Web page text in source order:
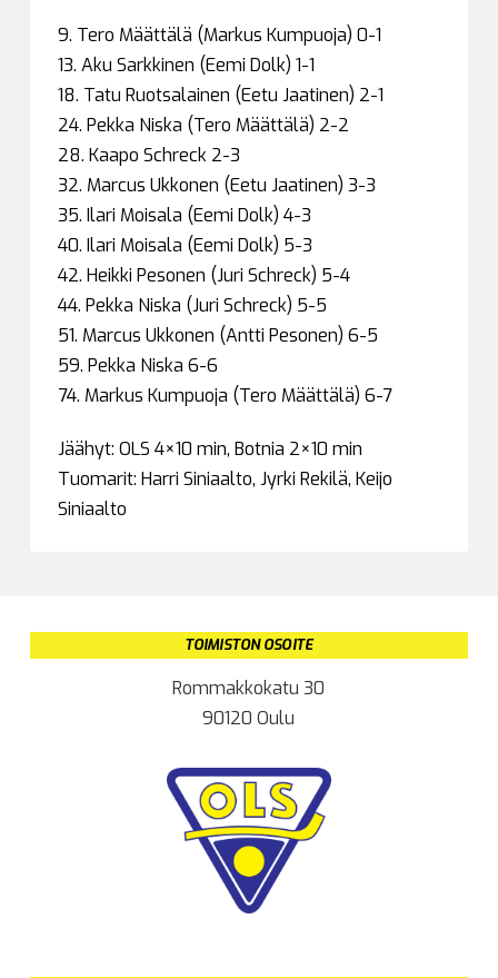
9. Tero Määttälä (Markus Kumpuoja) 0-1
13. Aku Sarkkinen (Eemi Dolk) 1-1
18. Tatu Ruotsalainen (Eetu Jaatinen) 2-1
24. Pekka Niska (Tero Määttälä) 2-2
28. Kaapo Schreck 2-3
32. Marcus Ukkonen (Eetu Jaatinen) 3-3
35. Ilari Moisala (Eemi Dolk) 4-3
40. Ilari Moisala (Eemi Dolk) 5-3
42. Heikki Pesonen (Juri Schreck) 5-4
44. Pekka Niska (Juri Schreck) 5-5
51. Marcus Ukkonen (Antti Pesonen) 6-5
59. Pekka Niska 6-6
74. Markus Kumpuoja (Tero Määttälä) 6-7
Jäähyt: OLS 4×10 min, Botnia 2×10 min
Tuomarit: Harri Siniaalto, Jyrki Rekilä, Keijo
Siniaalto
TOIMISTON OSOITE
Rommakkokatu 30
90120 Oulu